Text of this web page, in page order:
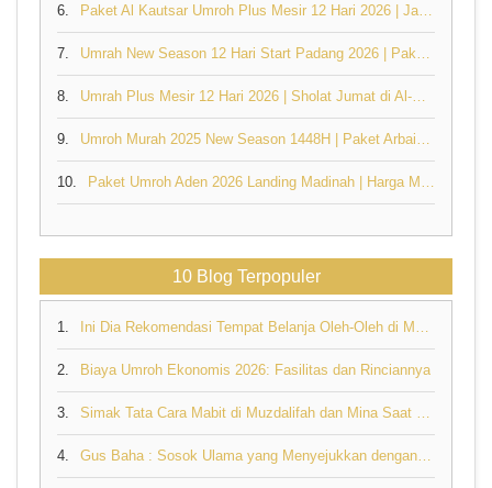
6.
7.
8.
9.
10.
10 Blog Terpopuler
1.
2. Biaya Umroh Ekonomis 2026: Fasilitas dan Rinciannya
3.
4.